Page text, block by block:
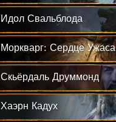
Идол Свальблода
Моркварг: Сердце Ужаса
Скьёрдаль Друммонд
Хаэрн Кадух